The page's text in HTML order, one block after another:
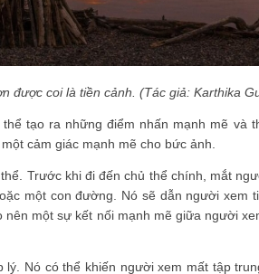
được coi là tiền cảnh. (Tác giả: Karthika
tạo ra những điểm nhấn mạnh mẽ và
cảm giác mạnh mẽ cho bức ảnh.
Trước khi đi đến chủ thể chính, mắt
một con đường. Nó sẽ dẫn người xem
một sự kết nối mạnh mẽ giữa người
Nó có thể khiến người xem mất tập